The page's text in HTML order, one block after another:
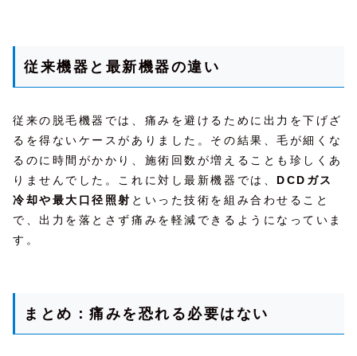
従来機器と最新機器の違い
従来の脱毛機器では、痛みを避けるために出力を下げざ
るを得ないケースがありました。その結果、毛が細くな
るのに時間がかかり、施術回数が増えることも珍しくあ
りませんでした。これに対し最新機器では、 DCDガス
冷却や最大口径照射 といった技術を組み合わせること
で、出力を落とさず痛みを軽減できるようになっていま
す。
まとめ：痛みを恐れる必要はない